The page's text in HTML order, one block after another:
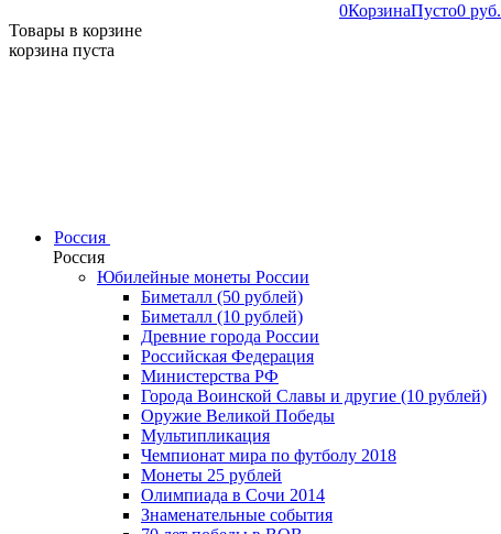
0КорзинаПусто0 руб.
Товары в корзине
корзина пуста
Россия
Россия
Юбилейные монеты России
Биметалл (50 рублей)
Биметалл (10 рублей)
Древние города России
Российская Федерация
Министерства РФ
Города Воинской Славы и другие (10 рублей)
Оружие Великой Победы
Мультипликация
Чемпионат мира по футболу 2018
Монеты 25 рублей
Олимпиада в Сочи 2014
Знаменательные события